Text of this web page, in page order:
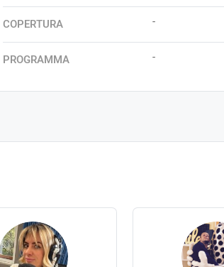
COPERTURA -
PROGRAMMA -